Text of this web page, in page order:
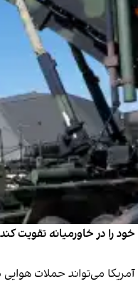
را در خاورمیانه تقویت
می‌تواند حملات